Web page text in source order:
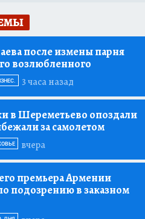
после измены парня
возлюбленного
3 часа назад
в Шереметьево опоздали
за самолетом
вчера
премьера Армении
подозрению в заказном